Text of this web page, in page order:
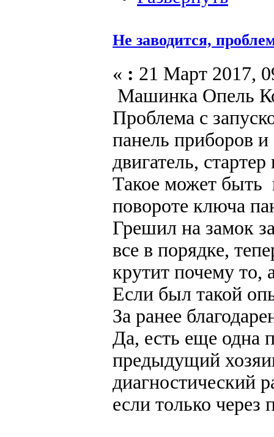
Не заводится,
« : 21 Март 2017,
Машинка Опель
Проблема с
панель приборов и
двигатель, стартер
Такое может быть
повороте ключа
Грешил на замок
все в порядке,
крутит почему
Если был такой
За ранее
Да, есть еще одна
предыдущий
диагностический
если только через